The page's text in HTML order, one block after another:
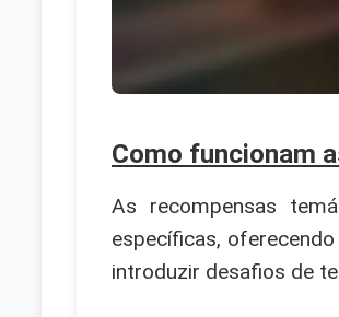
Como funcionam
As recompensas
específicas,
introduzir desafios de